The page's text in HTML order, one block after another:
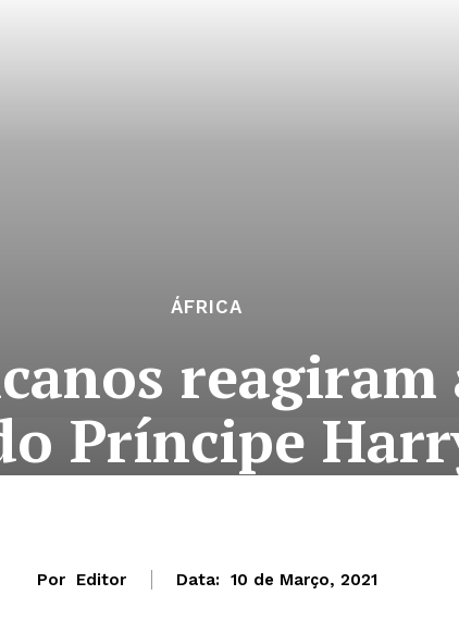
ÁFRICA
Príncipe
Por Editor Data: 10 de Março, 2021